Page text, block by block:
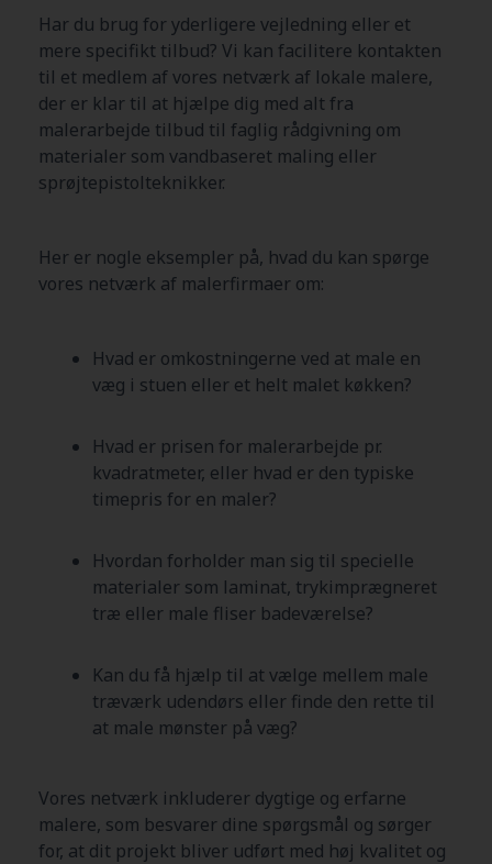
Har du brug for yderligere vejledning eller et
mere specifikt tilbud? Vi kan facilitere kontakten
til et medlem af vores netværk af lokale malere,
der er klar til at hjælpe dig med alt fra
malerarbejde tilbud til faglig rådgivning om
materialer som vandbaseret maling eller
sprøjtepistolteknikker.
Her er nogle eksempler på, hvad du kan spørge
vores netværk af malerfirmaer om:
Hvad er omkostningerne ved at male en
væg i stuen eller et helt malet køkken?
Hvad er prisen for malerarbejde pr.
kvadratmeter, eller hvad er den typiske
timepris for en maler?
Hvordan forholder man sig til specielle
materialer som laminat, trykimprægneret
træ eller male fliser badeværelse?
Kan du få hjælp til at vælge mellem male
træværk udendørs eller finde den rette til
at male mønster på væg?
Vores netværk inkluderer dygtige og erfarne
malere, som besvarer dine spørgsmål og sørger
for, at dit projekt bliver udført med høj kvalitet og